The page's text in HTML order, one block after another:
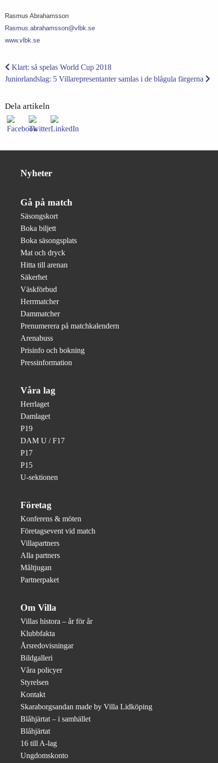
Rasmus Abrahamsson
Rasmus.abrahamsson@vlbk.se
www.vlbk.se
Klart: så spelas World Cup 2018
Juniorlandslag: 5 Villarepresentanter samlas i de blågula färgerna
Dela artikeln
Nyheter
Gå på match
Säsongskort
Boka biljett
Boka säsongsplats
Mat och dryck
Hitta till arenan
Säkerhet
Väskförbud
Herrmatcher
Dammatcher
Prenumerera på matchkalendern
Arenabuss
Prisinfo och bokning
Pressinformation
Våra lag
Herrlaget
Damlaget
P19
DAM U / F17
P17
P15
U-sektionen
Företag
Konferens & möten
Företagsevent vid match
Villapartners
Alla partners
Måltjugan
Partnerpaket
Om Villa
Villas histora – år för år
Klubbfakta
Årsredovisningar
Bildgalleri
Våra policyer
Styrelsen
Kontakt
Skaraborgsandan made by Villa Lidköping
Blåhjärtat – i samhället
Blåhjärtat
16 till A-lag
Ungdomskonto